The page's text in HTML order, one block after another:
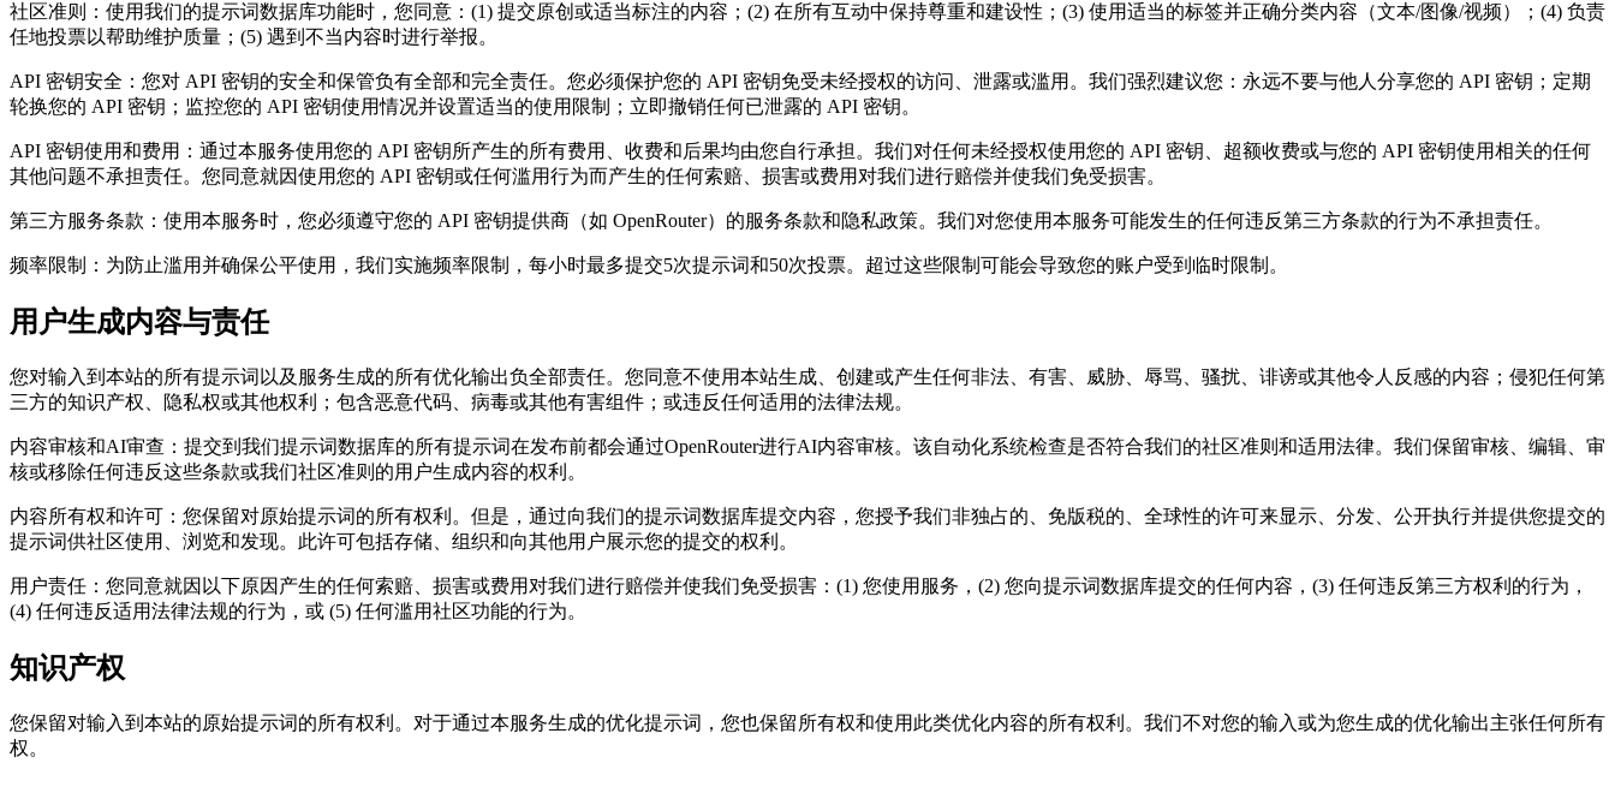
社区准则：使用我们的提示词数据库功能时，您同意：(1) 提交原创或适当标注的内容；(2) 在所有互动中保持尊重和建设性；(3) 使用适当的标签并正确分类内容（文本/图像/视频）；(4) 负责
任地投票以帮助维护质量；(5) 遇到不当内容时进行举报。
API 密钥安全：您对 API 密钥的安全和保管负有全部和完全责任。您必须保护您的 API 密钥免受未经授权的访问、泄露或滥用。我们强烈建议您：永远不要与他人分享您的 API 密钥；定期
轮换您的 API 密钥；监控您的 API 密钥使用情况并设置适当的使用限制；立即撤销任何已泄露的 API 密钥。
API 密钥使用和费用：通过本服务使用您的 API 密钥所产生的所有费用、收费和后果均由您自行承担。我们对任何未经授权使用您的 API 密钥、超额收费或与您的 API 密钥使用相关的任何
其他问题不承担责任。您同意就因使用您的 API 密钥或任何滥用行为而产生的任何索赔、损害或费用对我们进行赔偿并使我们免受损害。
第三方服务条款：使用本服务时，您必须遵守您的 API 密钥提供商（如 OpenRouter）的服务条款和隐私政策。我们对您使用本服务可能发生的任何违反第三方条款的行为不承担责任。
频率限制：为防止滥用并确保公平使用，我们实施频率限制，每小时最多提交5次提示词和50次投票。超过这些限制可能会导致您的账户受到临时限制。
用户生成内容与责任
您对输入到本站的所有提示词以及服务生成的所有优化输出负全部责任。您同意不使用本站生成、创建或产生任何非法、有害、威胁、辱骂、骚扰、诽谤或其他令人反感的内容；侵犯任何第
三方的知识产权、隐私权或其他权利；包含恶意代码、病毒或其他有害组件；或违反任何适用的法律法规。
内容审核和AI审查：提交到我们提示词数据库的所有提示词在发布前都会通过OpenRouter进行AI内容审核。该自动化系统检查是否符合我们的社区准则和适用法律。我们保留审核、编辑、审
核或移除任何违反这些条款或我们社区准则的用户生成内容的权利。
内容所有权和许可：您保留对原始提示词的所有权利。但是，通过向我们的提示词数据库提交内容，您授予我们非独占的、免版税的、全球性的许可来显示、分发、公开执行并提供您提交的
提示词供社区使用、浏览和发现。此许可包括存储、组织和向其他用户展示您的提交的权利。
用户责任：您同意就因以下原因产生的任何索赔、损害或费用对我们进行赔偿并使我们免受损害：(1) 您使用服务，(2) 您向提示词数据库提交的任何内容，(3) 任何违反第三方权利的行为，
(4) 任何违反适用法律法规的行为，或 (5) 任何滥用社区功能的行为。
知识产权
您保留对输入到本站的原始提示词的所有权利。对于通过本服务生成的优化提示词，您也保留所有权和使用此类优化内容的所有权利。我们不对您的输入或为您生成的优化输出主张任何所有
权。